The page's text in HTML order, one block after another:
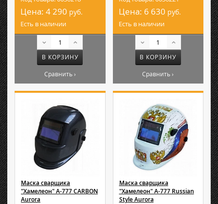
Цена: 4 290 руб.
Есть в наличии
В КОРЗИНУ
Сравнить ›
Цена: 6 630 руб.
Есть в наличии
В КОРЗИНУ
Сравнить ›
Маска сварщика
"Хамелеон" A-777 CARBON
Aurora
Маска сварщика
"Хамелеон" A-777 Russian
Style Aurora